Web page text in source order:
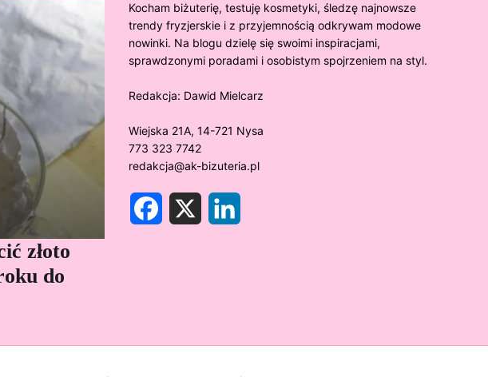
złoto
do
Kocham biżuterię, testuję kosmetyki, śledzę najnowsze
trendy fryzjerskie i z przyjemnością odkrywam modowe
nowinki. Na blogu dzielę się swoimi inspiracjami,
sprawdzonymi poradami i osobistym spojrzeniem na styl.
Redakcja: Dawid Mielcarz
Wiejska 21A, 14-721 Nysa
773 323 7742
redakcja@ak-bizuteria.pl
X